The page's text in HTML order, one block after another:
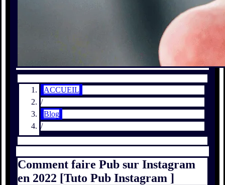
ACCUEIL
/
Blog
/
Comment faire Pub sur Instagram
en 2022 [Tuto Pub Instagram ]